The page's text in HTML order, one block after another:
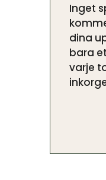
Inget
dina
bara
varje